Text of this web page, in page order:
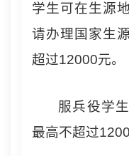
学生可在生源
请办理国家生
超过12000元。
服兵役学
最高不超过